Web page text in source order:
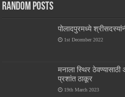
Random Posts
पोलादपुरमध्ये
1st December 2022
मनाला स्थिर
प्रशांत ठाकूर
19th March 2023